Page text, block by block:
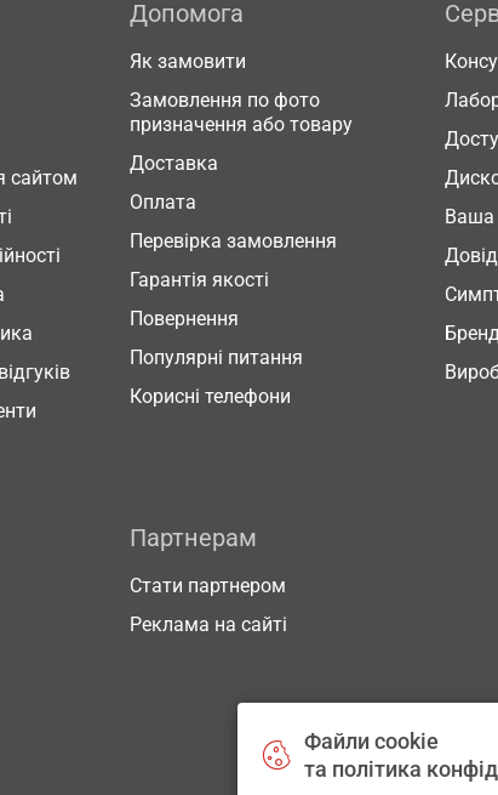
сайтом
Допомога
Як замовити
Замовлення по фото
призначення або товару
Доставка
Оплата
Перевірка замовлення
Гарантія якості
Повернення
Популярні питання
Корисні телефони
Ваша
Партнерам
Стати партнером
Реклама на сайті
Файли cookie
та політика